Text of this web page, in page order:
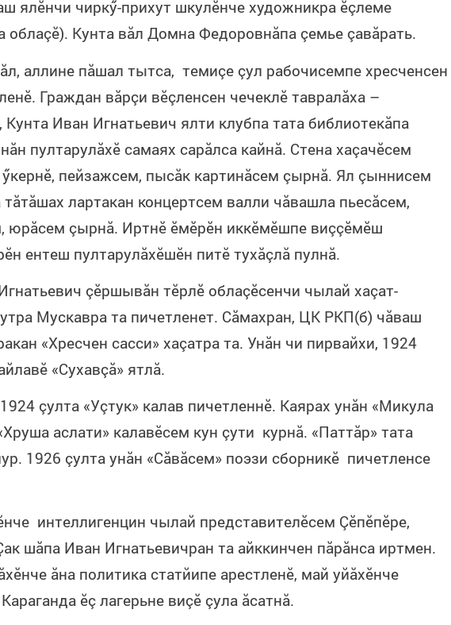
ялӗнчи чиркӳ-прихут шкулӗнче художникра ӗçлеме
облаçӗ). Кунта вăл Домна Федоровнăпа çемье çавăрать.
аллине пăшал тытса, темиçе çул рабочисемпе хресченсен
Граждан вăрçи вӗçленсен чечеклӗ тавралăха –
Иван Игнатьевич ялти клубпа тата библиотекăпа
пултарулăхӗ самаях сарăлса кайнă. Стена хаçачӗсем
ӳкернӗ, пейзажсем, пысăк картинăсем çырнă. Ял çыннисем
лартакан концертсем валли чăвашла пьесăсем,
юрăсем çырнă. Иртнӗ ӗмӗрӗн иккӗмӗшпе виççӗмӗш
ентеш пултарулăхӗшӗн питӗ тухăçлă пулнă.
çӗршывăн тӗрлӗ облаçӗсенчи чылай хаçат-
Мускавра та пичетленет. Сăмахран, ЦК РКП(б) чăваш
«Хресчен сасси» хаçатра та. Унăн чи пирвайхи, 1924
«Сухавçă» ятлă.
çулта «Уçтук» калав пичетленнӗ. Каярах унăн «Микула
аслати» калавӗсем кун çути курнă. «Паттăр» тата
1926 çулта унăн «Сăвăсем» поэзи сборникӗ пичетленсе
интеллигенцин чылай представителӗсем Çӗпӗпӗре,
шăпа Иван Игнатьевичран та айккинчен пăрăнса иртмен.
ăна политика статйипе арестленӗ, май уйăхӗнче
ӗç лагерьне виçӗ çула ăсатнă.